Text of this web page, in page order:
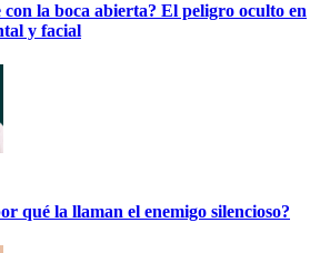
la boca abierta? El peligro oculto en
y facial
qué la llaman el enemigo silencioso?